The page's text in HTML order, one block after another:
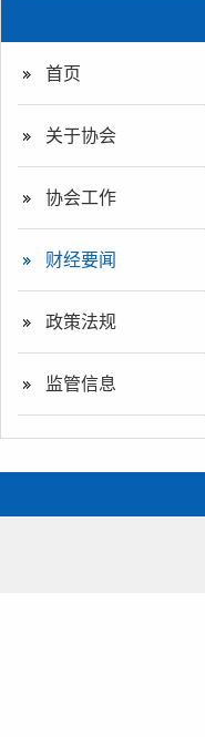
首页
关于协会
协会工作
财经要闻
政策法规
监管信息